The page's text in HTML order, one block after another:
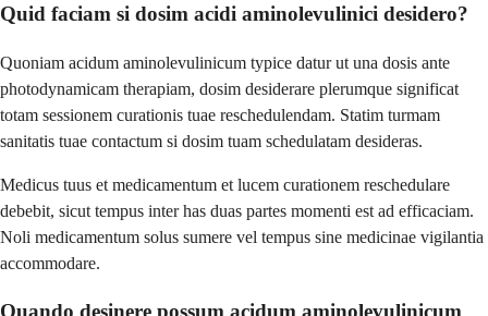
Quid faciam si dosim acidi aminolevulinici desidero?
Quoniam acidum aminolevulinicum typice datur ut una dosis ante
photodynamicam therapiam, dosim desiderare plerumque significat
totam sessionem curationis tuae reschedulendam. Statim turmam
sanitatis tuae contactum si dosim tuam schedulatam desideras.
Medicus tuus et medicamentum et lucem curationem reschedulare
debebit, sicut tempus inter has duas partes momenti est ad efficaciam.
Noli medicamentum solus sumere vel tempus sine medicinae vigilantia
accommodare.